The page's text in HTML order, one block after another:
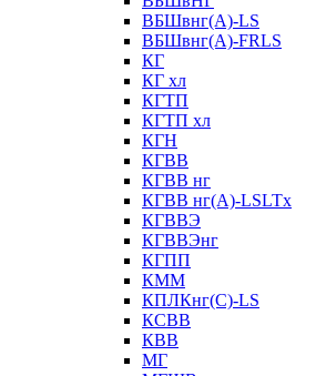
ВБШвнг(А)-LS
ВБШвнг(А)-FRLS
КГ
КГ хл
КГТП
КГТП хл
КГН
КГВВ
КГВВ нг
КГВВ нг(А)-LSLTx
КГВВЭ
КГВВЭнг
КГПП
КММ
КПЛКнг(C)-LS
КСВВ
КВВ
МГ